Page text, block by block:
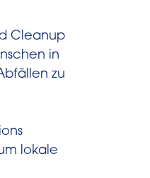
Cleanup
in
zu
lokale